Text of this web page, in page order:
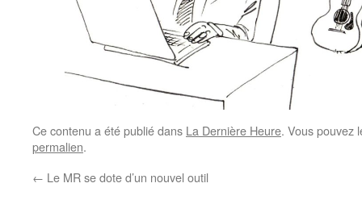
Ce contenu a été publié dans La Dernière Heure. Vous pouvez
permalien.
← Le MR se dote d’un nouvel outil